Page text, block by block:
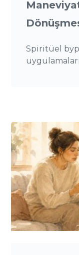
Spiritüel